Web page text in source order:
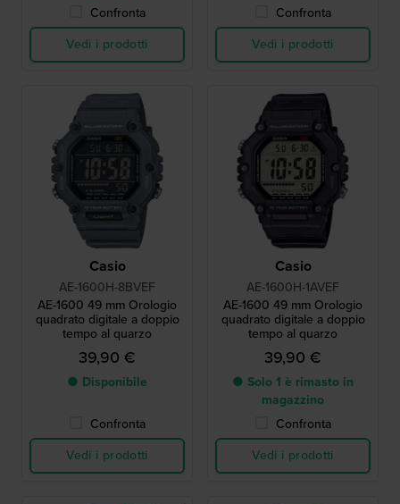
Confronta
Vedi i prodotti
Confronta
Vedi i prodotti
Casio
AE-1600H-8BVEF
AE-1600 49 mm Orologio
quadrato digitale a doppio
tempo al quarzo
39,90 €
● Disponibile
Confronta
Vedi i prodotti
Casio
AE-1600H-1AVEF
AE-1600 49 mm Orologio
quadrato digitale a doppio
tempo al quarzo
39,90 €
● Solo 1 è rimasto in
magazzino
Confronta
Vedi i prodotti